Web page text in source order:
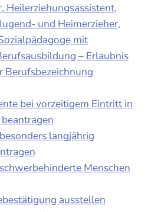
Heilerziehungsassistent,
und Heimerzieher,
mit
– Erlaubnis
Berufsbezeichnung
bei vorzeitigem Eintritt in
langjährig
Menschen
ausstellen